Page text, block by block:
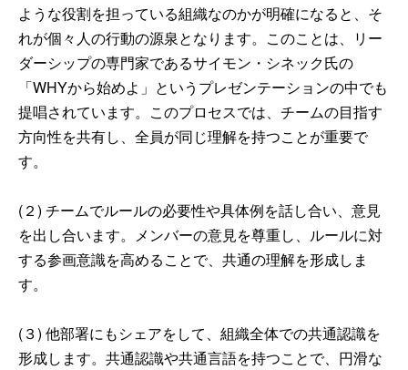
ような役割を担っている組織なのかが明確になると、そ
れが個々人の行動の源泉となります。このことは、リー
ダーシップの専門家であるサイモン・シネック氏の
「WHYから始めよ」というプレゼンテーションの中でも
提唱されています。このプロセスでは、チームの目指す
方向性を共有し、全員が同じ理解を持つことが重要で
す。
(２) チームでルールの必要性や具体例を話し合い、意見
を出し合います。メンバーの意見を尊重し、ルールに対
する参画意識を高めることで、共通の理解を形成しま
す。
(３) 他部署にもシェアをして、組織全体での共通認識を
形成します。共通認識や共通言語を持つことで、円滑な